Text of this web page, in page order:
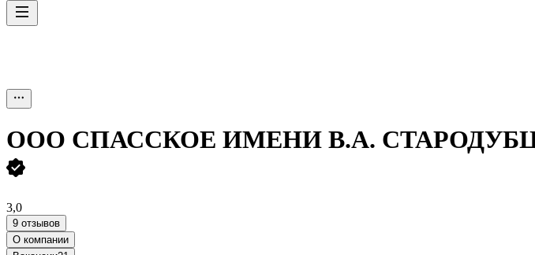
ООО СПАССКОЕ ИМЕНИ В.А.
3,0
9 отзывов
О компании